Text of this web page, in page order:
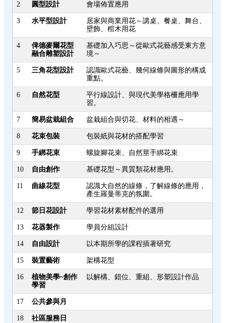
2 圓型設計 會場佈置應用
3 水平型設計
居家與商業用花～講桌、餐桌、舞台、
壁飾、棺木用花
4
俾德麥爾花型
融合雕塑設計
基礎加入巧思～從歐式花藝感受東方意
境～
5 三角花型設計
認識歐式花藝、幾何線條與圖形的構成
重點。
6 自然花型
平行線設計、與現代美學格柵應用學
習。
7 簡易盆栽組合 盆栽組合與切花、材料的相遇～
8 花束包裝 包裝紙與花材的搭配學習
9 手綁花束 螺旋腳花束、自然莖手綁花束
10 自由創作 基礎花型～異質類花材應用。
11 曲線花型
認識大自然的線條，了解線條的應用，
產生羅曼蒂克的氛圍。
12 節日花設計 學習花材素材配件的選用
13 花器製作 學員分組設計
14 自由設計 以本期所學的課程插著研究
15 裝置藝術 架構花型
16
植物美學~創作
學習
以解構、錯位、重組、形塑設計作品
17 公共參與月
18 社區服務日